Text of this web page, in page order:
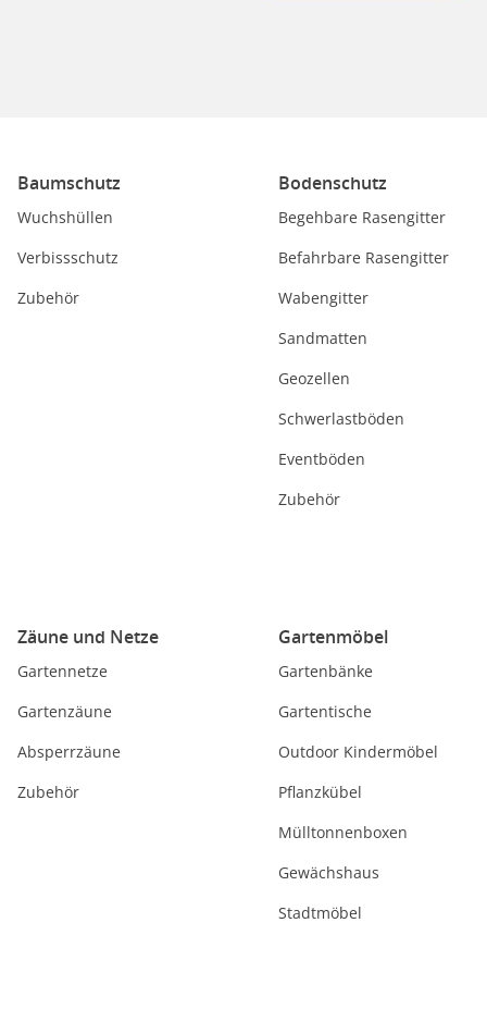
Baumschutz
Wuchshüllen
Verbissschutz
Zubehör
Bodenschutz
Begehbare Rasengitter
Befahrbare Rasengitter
Wabengitter
Sandmatten
Geozellen
Schwerlastböden
Eventböden
Zubehör
Zäune und Netze
Gartennetze
Gartenzäune
Absperrzäune
Zubehör
Gartenmöbel
Gartenbänke
Gartentische
Outdoor Kindermöbel
Pflanzkübel
Mülltonnenboxen
Gewächshaus
Stadtmöbel